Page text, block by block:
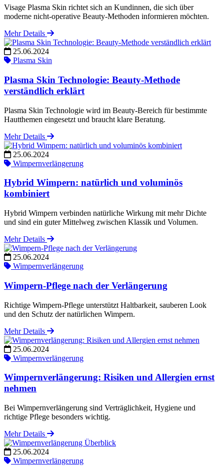
Visage Plasma Skin richtet sich an Kundinnen, die sich über
moderne nicht-operative Beauty-Methoden informieren möchten.
Mehr Details
25.06.2024
Plasma Skin
Plasma Skin Technologie: Beauty-Methode
verständlich erklärt
Plasma Skin Technologie wird im Beauty-Bereich für bestimmte
Hautthemen eingesetzt und braucht klare Beratung.
Mehr Details
25.06.2024
Wimpernverlängerung
Hybrid Wimpern: natürlich und voluminös
kombiniert
Hybrid Wimpern verbinden natürliche Wirkung mit mehr Dichte
und sind ein guter Mittelweg zwischen Klassik und Volumen.
Mehr Details
25.06.2024
Wimpernverlängerung
Wimpern-Pflege nach der Verlängerung
Richtige Wimpern-Pflege unterstützt Haltbarkeit, sauberen Look
und den Schutz der natürlichen Wimpern.
Mehr Details
25.06.2024
Wimpernverlängerung
Wimpernverlängerung: Risiken und Allergien ernst
nehmen
Bei Wimpernverlängerung sind Verträglichkeit, Hygiene und
richtige Pflege besonders wichtig.
Mehr Details
25.06.2024
Wimpernverlängerung